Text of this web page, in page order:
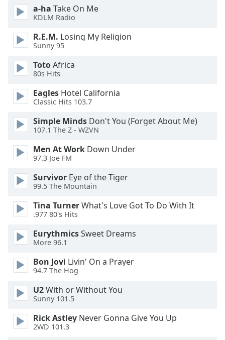
dialog
Escape
cancel
window.
Background
Color
Opacity
Caption
Area
Background
a-ha Take On Me
KDLM Radio
R.E.M. Losing My Religion
Sunny 95
TotoAfrica
80s Hits
Eagles Hotel California
Classic Hits 103.7
Simple Minds Don't You (Forget About Me)
107.1 The Z - WZVN
Men At Work Down Under
97.3 Joe FM
Survivor Eye of the Tiger
99.5 The Mountain
Tina TurnerWhat's Love Got To Do With It
.977 80's Hits
EurythmicsSweet Dreams
More 96.1
Bon Jovi Livin' On a Prayer
94.7 The Hog
U2With or Without You
Sunny 101.5
Rick Astley Never Gonna Give You Up
2WD 101.3